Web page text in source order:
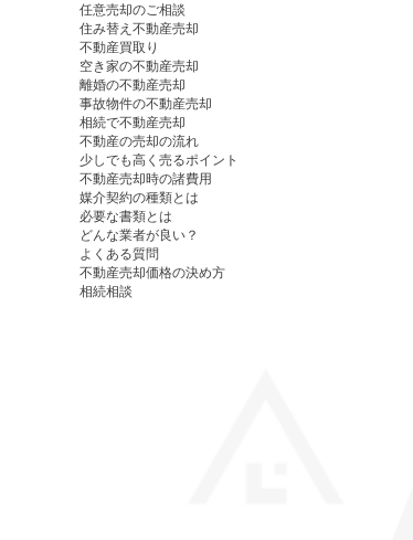
任意売却のご相談
住み替え不動産売却
不動産買取り
空き家の不動産売却
離婚の不動産売却
事故物件の不動産売却
相続で不動産売却
不動産の売却の流れ
少しでも高く売るポイント
不動産売却時の諸費用
媒介契約の種類とは
必要な書類とは
どんな業者が良い？
よくある質問
不動産売却価格の決め方
相続相談